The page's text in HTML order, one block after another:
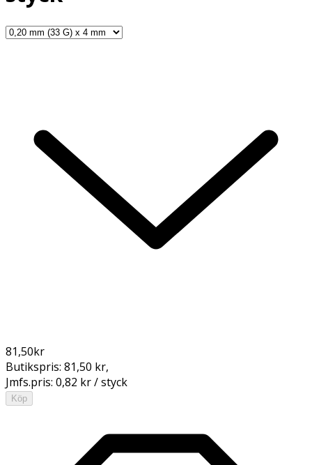
81,50kr
Butikspris: 81,50 kr,
Jmfs.pris: 0,82 kr / styck
Köp